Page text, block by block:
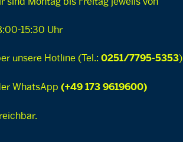
15:30 Uhr
unsere Hotline (Tel.: 0251/7795-5353)
WhatsApp (+49 173 9619600)